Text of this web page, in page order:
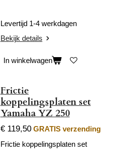
Levertijd 1-4 werkdagen
Bekijk details
In winkelwagen
Frictie
koppelingsplaten set
Yamaha YZ 250
€ 119,50 GRATIS verzending
Frictie koppelingsplaten set